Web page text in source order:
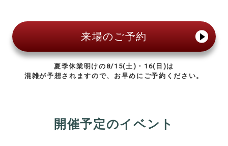
来場のご予約
夏季休業明けの8/15(土)・16(日)は
混雑が予想されますので、お早めにご予約ください。
開催予定のイベント